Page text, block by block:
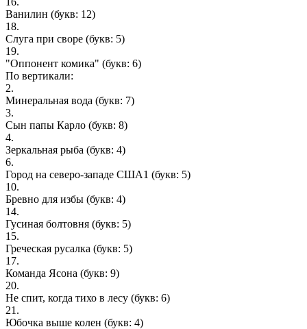
Ванилин (букв: 12)
18.
Слуга при своре (букв: 5)
19.
"Оппонент комика" (букв: 6)
По вертикали:
2.
Минеральная вода (букв: 7)
3.
Сын папы Карло (букв: 8)
4.
Зеркальная рыба (букв: 4)
6.
Город на северо-западе США1 (букв: 5)
10.
Бревно для избы (букв: 4)
14.
Гусиная болтовня (букв: 5)
15.
Греческая русалка (букв: 5)
17.
Команда Ясона (букв: 9)
20.
Не спит, когда тихо в лесу (букв: 6)
21.
Юбочка выше колен (букв: 4)